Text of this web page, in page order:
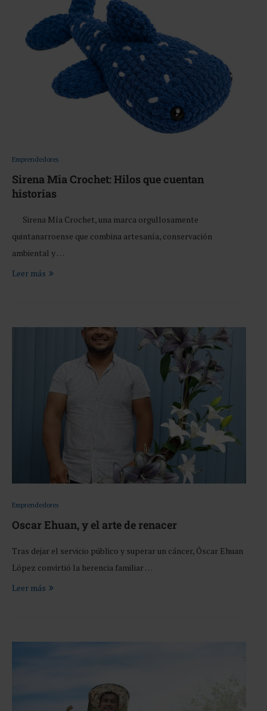
Emprendedores
Sirena Mia Crochet: Hilos que cuentan
historias
Sirena Mía Crochet, una marca orgullosamente
quintanarroense que combina artesanía, conservación
ambiental y …
Leer más
Emprendedores
Oscar Ehuan, y el arte de renacer
Tras dejar el servicio público y superar un cáncer, Óscar Ehuan
López convirtió la herencia familiar …
Leer más